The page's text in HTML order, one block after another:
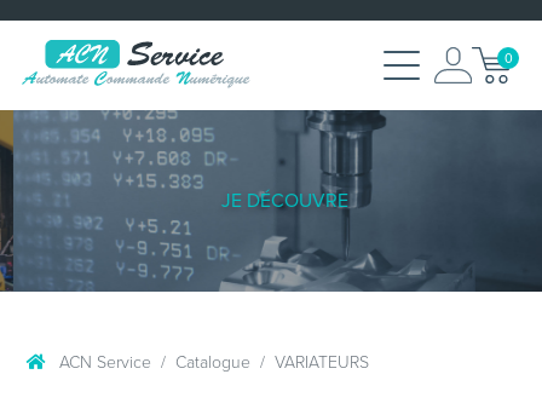
0
JE DÉCOUVRE
ACN Service Catalogue VARIATEURS